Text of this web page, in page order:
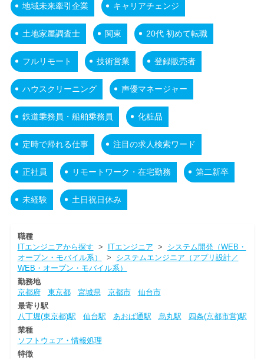
地域未来牽引企業 キャリアチェンジ
土地家屋調査士 関東 20代 初めて転職
フルリモート 技術営業 登録販売者
ハウスクリーニング 声優マネージャー
鉄道乗務員・船舶乗務員 化粧品
定時で帰れる仕事 注目の求人検索ワード
正社員 リモートワーク・在宅勤務 第二新卒
未経験 土日祝日休み
職種
ITエンジニアから探す > ITエンジニア > システム開発（WEB・
オープン・モバイル系）
> システムエンジニア（アプリ設計／
WEB・オープン・モバイル系）
勤務地
京都府
東京都 宮城県 京都市
仙台市
最寄り駅
八丁堀(東京都)駅
仙台駅 あおば通駅 烏丸駅
四条(京都市営)駅
業種
ソフトウェア・情報処理
特徴